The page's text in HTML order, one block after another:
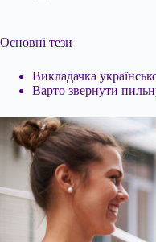
Основні тези
Викладачка
Варто звернути